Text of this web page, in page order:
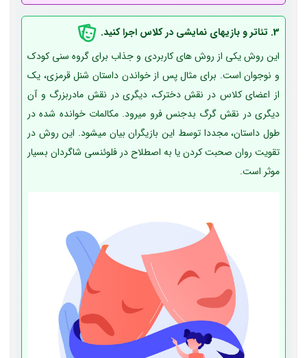
3. تئاتر و بازی­های نمایشی در کلاس اجرا کنید.
این روش یکی از روش های کاربردی و جذاب برای گروه سنی کودک
و نوجوان است. برای مثال پس از خواندن داستان شنل قرمزی، یک
از اعضای کلاس در نقش دخترک، دیگری در نقش مادربزرگ و آن
دیگری در نقش گرگ بدجنس فرو می­رود. مکالمات خوانده شده در
طول داستان، مجددا توسط این بازیگران بیان می­شود. این روش در
تقویت روان صحبت کردن یا به اصطلاح در فلوئنسی شاگردان بسیار
موثر است.